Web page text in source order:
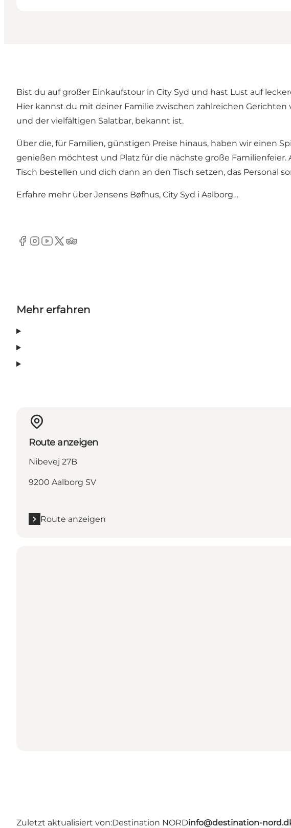
Bist du auf großer Einkaufstour in City Syd und hast Lust auf
Hier kannst du mit deiner Familie zwischen zahlreichen
und der vielfältigen Salatbar, bekannt ist.
Über die, für Familien, günstigen Preise hinaus, haben wir einen
genießen möchtest und Platz für die nächste große Familienfeier.
Tisch bestellen und dich dann an den Tisch setzen, das Personal
Erfahre mehr über Jensens Bøfhus, City Syd i Aalborg…
Facebook
Instagram
YouTube
TwitterTripAdvisor
Mehr erfahren
Route anzeigen
Nibevej 27B
9200 Aalborg SV
Route anzeigen
Zuletzt aktualisiert von:Destination NORDinfo@destination-